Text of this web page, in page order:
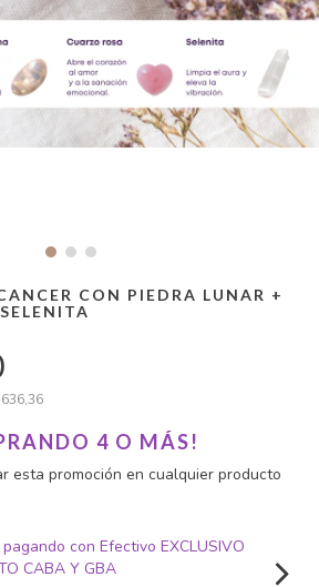
CON PIEDRA LUNAR +
4 O MÁS!
esta promoción en cualquier producto
pagando con Efectivo EXCLUSIVO
CABA Y GBA